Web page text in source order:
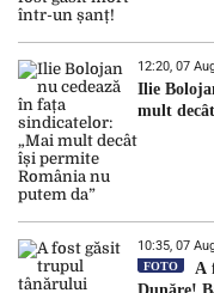
12:20, 07
Ilie
mult
10:35, 07
FOTO
A